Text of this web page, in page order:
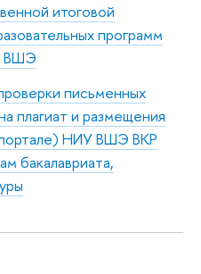
итоговой
программ
ВШЭ
письменных
плагиат и размещения
НИУ ВШЭ ВКР
бакалавриата,